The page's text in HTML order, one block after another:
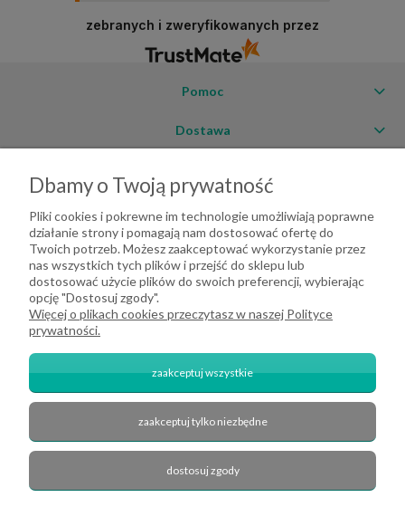
zebranych i zweryfikowanych przez
Pomoc
Dostawa
2026 DeHome.pl | Tekstylia domowe DeHome | Przemysłowa 8, 43-430
Pierściec | E-mail: dehome@dehome.pl | Tel.: 733 666 100 | "INARI" SPÓŁKA
CYWILNA BARTŁOMIEJ SOBINA, ZDZISŁAW BOJDA | NIP: 6332161340 |
Dbamy o Twoją prywatność
Pliki cookies i pokrewne im technologie umożliwiają poprawne
działanie strony i pomagają nam dostosować ofertę do
Twoich potrzeb. Możesz zaakceptować wykorzystanie przez
nas wszystkich tych plików i przejść do sklepu lub
dostosować użycie plików do swoich preferencji, wybierając
opcję "Dostosuj zgody".
Więcej o plikach cookies przeczytasz w naszej Polityce
prywatności.
zaakceptuj wszystkie
zaakceptuj tylko niezbędne
dostosuj zgody